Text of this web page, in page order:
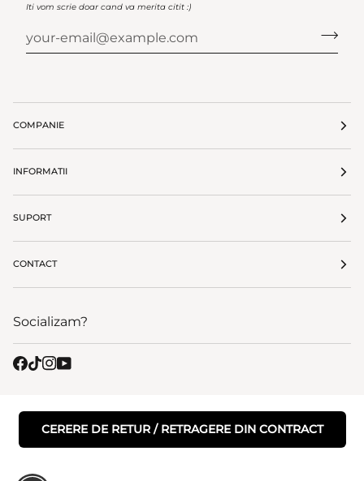
Iti vom scrie doar cand va merita citit :)
COMPANIE
INFORMATII
SUPORT
CONTACT
Socializam?
CERERE DE RETUR / RETRAGERE DIN CONTRACT